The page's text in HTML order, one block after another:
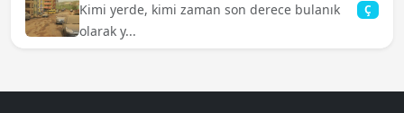
Kimi yerde, kimi zaman son derece bulanık
olarak y...
Ç